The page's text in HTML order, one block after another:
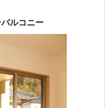
ルコニー